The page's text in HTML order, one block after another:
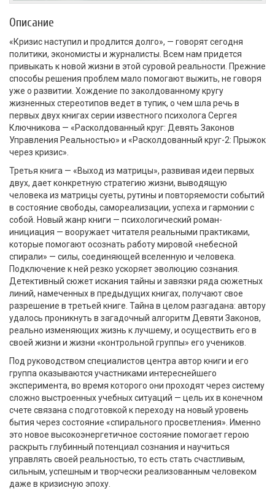
Описание
«Кризис наступил и продлится долго», — говорят сегодня
политики, экономисты и журналисты. Всем нам придется
привыкать к новой жизни в этой суровой реальности. Прежние
способы решения проблем мало помогают выжить, не говоря
уже о развитии. Хождение по заколдованному кругу
жизненных стереотипов ведет в тупик, о чем шла речь в
первых двух книгах серии известного психолога Сергея
Ключникова — «Расколдованный круг: Девять Законов
Управления Реальностью» и «Расколдованный круг-2: Прыжок
через кризис».
Третья книга — «Выход из матрицы», развивая идеи первых
двух, дает конкретную стратегию жизни, выводящую
человека из матрицы суеты, рутины и повторяемости событий
в состояние свободы, самореализации, успеха и гармонии с
собой. Новый жанр книги — психологический роман-
инициация — вооружает читателя реальными практиками,
которые помогают осознать работу мировой «небесной
спирали» — силы, соединяющей вселенную и человека.
Подключение к ней резко ускоряет эволюцию сознания.
Детективный сюжет искания тайны и завязки ряда сюжетных
линий, намеченных в предыдущих книгах, получают свое
разрешение в третьей книге. Тайна в целом разгадана: автору
удалось проникнуть в загадочный алгоритм Девяти Законов,
реально изменяющих жизнь к лучшему, и осуществить его в
своей жизни и жизни «контрольной группы» его учеников.
Под руководством специалистов центра автор книги и его
группа оказываются участниками интереснейшего
эксперимента, во время которого они проходят через систему
сложно выстроенных учебных ситуаций — цель их в конечном
счете связана с подготовкой к переходу на новый уровень
бытия через состояние «спирального просветления». Именно
это новое высокоэнергетичное состояние помогает герою
раскрыть глубинный потенциал сознания и научиться
управлять своей реальностью, то есть стать счастливым,
сильным, успешным и творчески реализованным человеком
даже в кризисную эпоху.